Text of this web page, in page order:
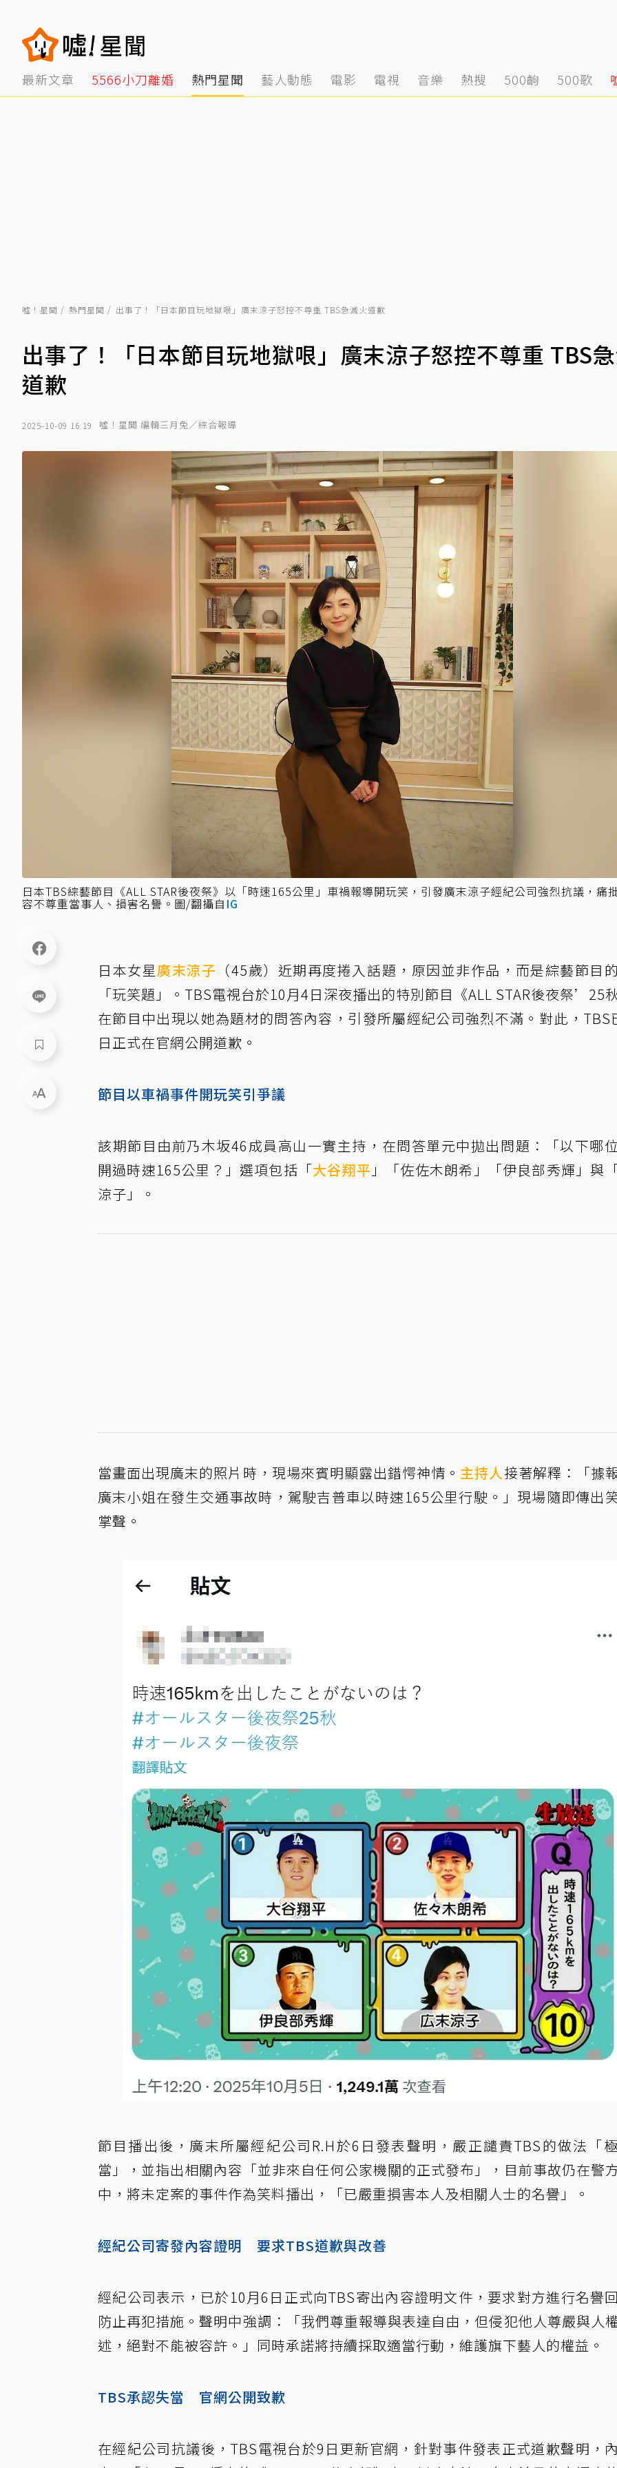
最新文章 5566小刀離婚 熱門星聞 藝人動態 電影 電視 音樂 熱搜 500齣 500歌
噓！星聞 熱門星聞 出事了！「日本節目玩地獄哏」廣末涼子怒控不尊重 TBS急滅火道歉
出事了！「日本節目玩地獄哏」廣末涼子怒控不尊重 TBS
道歉
2025-10-09 16:19 噓！星聞 編輯三月兔／綜合報導
日本TBS綜藝節目《ALL STAR後夜祭》以「時速165公里」車禍報導開玩笑，引發廣末涼子經紀公司強烈抗議，痛
容不尊重當事人、損害名譽。圖/翻攝自 IG
日本女星廣末涼子 （45歲）近期再度捲入話題，原因並非作品，而是綜藝節目
「玩笑題」。TBS電視台於10月4日深夜播出的特別節目《ALL STAR後夜祭’25
在節目中出現以她為題材的問答內容，引發所屬經紀公司強烈不滿。對此，TBS
日正式在官網公開道歉。
節目以車禍事件開玩笑引爭議
該期節目由前乃木坂46成員高山一實主持，在問答單元中拋出問題：「以下哪
開過時速165公里？」選項包括「大谷翔平 」「佐佐木朗希」「伊良部秀輝」與
涼子」。
當畫面出現廣末的照片時，現場來賓明顯露出錯愕神情。 主持人接著解釋：「據
廣末小姐在發生交通事故時，駕駛吉普車以時速165公里行駛。」現場隨即傳出
掌聲。
節目播出後，廣末所屬經紀公司R.H於6日發表聲明，嚴正譴責TBS的做法「
當」，並指出相關內容「並非來自任何公家機關的正式發布」，目前事故仍在警
中，將未定案的事件作為笑料播出，「已嚴重損害本人及相關人士的名譽」。
經紀公司寄發內容證明 要求TBS道歉與改善
經紀公司表示，已於10月6日正式向TBS寄出內容證明文件，要求對方進行名譽
防止再犯措施。聲明中強調：「我們尊重報導與表達自由，但侵犯他人尊嚴與人
述，絕對不能被容許。」同時承諾將持續採取適當行動，維護旗下藝人的權益。
TBS承認失當 官網公開致歉
在經紀公司抗議後，TBS電視台於9日更新官網，針對事件發表正式道歉聲明，